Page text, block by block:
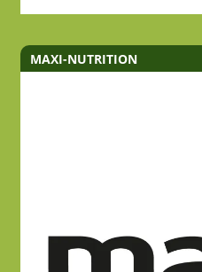
MAXI-NUTRITION